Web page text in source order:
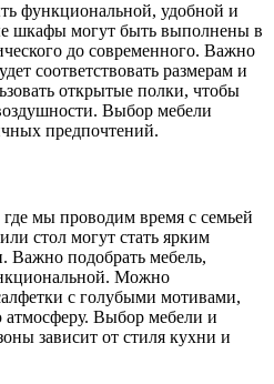
функциональной, удобной и
шкафы могут быть выполнены в
до современного. Важно
соответствовать размерам и
открытые полки, чтобы
Выбор мебели
предпочтений.
мы проводим время с семьей
стол могут стать ярким
Важно подобрать мебель,
Можно
с голубыми мотивами,
атмосферу. Выбор мебели и
зависит от стиля кухни и